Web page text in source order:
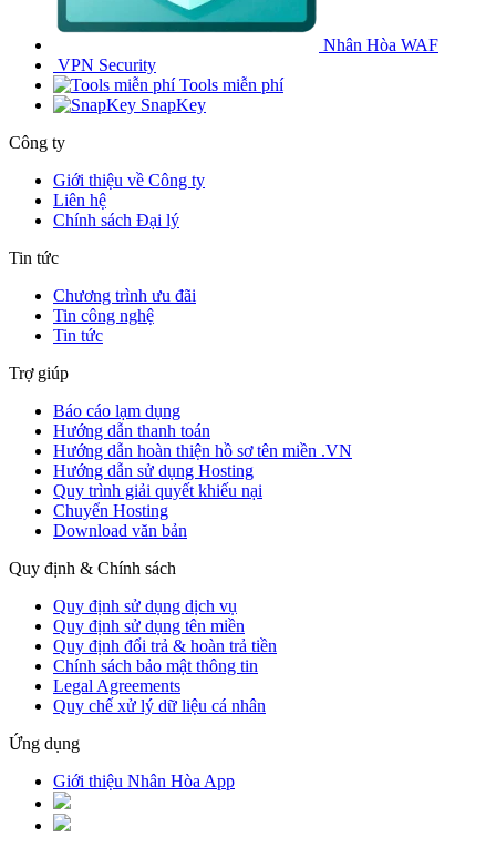
Nhân Hòa WAF
VPN Security
Tools miễn phí
SnapKey
Công ty
Giới thiệu về Công ty
Liên hệ
Chính sách Đại lý
Tin tức
Chương trình ưu đãi
Tin công nghệ
Tin tức
Trợ giúp
Báo cáo lạm dụng
Hướng dẫn thanh toán
Hướng dẫn hoàn thiện hồ sơ tên miền .VN
Hướng dẫn sử dụng Hosting
Quy trình giải quyết khiếu nại
Chuyển Hosting
Download văn bản
Quy định & Chính sách
Quy định sử dụng dịch vụ
Quy định sử dụng tên miền
Quy định đổi trả & hoàn trả tiền
Chính sách bảo mật thông tin
Legal Agreements
Quy chế xử lý dữ liệu cá nhân
Ứng dụng
Giới thiệu Nhân Hòa App